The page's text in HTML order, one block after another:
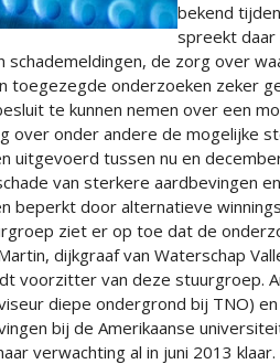
bekend
spreekt daar
schademeldingen, de zorg over
toegezegde onderzoeken zeker
te kunnen nemen over een
over onder andere de mogelijke
uitgevoerd tussen nu en
van sterkere aardbevingen
beperkt door alternatieve
ziet er op toe dat de
dijkgraaf van Waterschap
voorzitter van deze stuurgroep.
diepe ondergrond bij TNO)
bij de Amerikaanse
verwachting al in juni 2013